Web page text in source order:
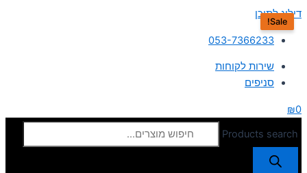
דילוג לתוכן
053-7366233
שירות לקוחות
סניפים
₪0
Products search
Sale!